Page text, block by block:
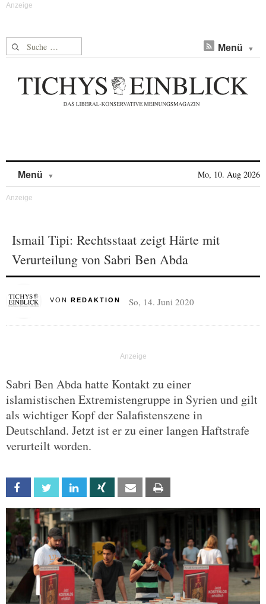
Suche nach: Menü
Menü Mo, 10. Aug 2026
Ismail Tipi: Rechtsstaat zeigt Härte mit
Verurteilung von Sabri Ben Abda
VON REDAKTION So, 14. Juni 2020
Sabri Ben Abda hatte Kontakt zu einer
islamistischen Extremistengruppe in Syrien und gilt
als wichtiger Kopf der Salafistenszene in
Deutschland. Jetzt ist er zu einer langen Haftstrafe
verurteilt worden.
Facebook Twitter Linkedin Xing Email